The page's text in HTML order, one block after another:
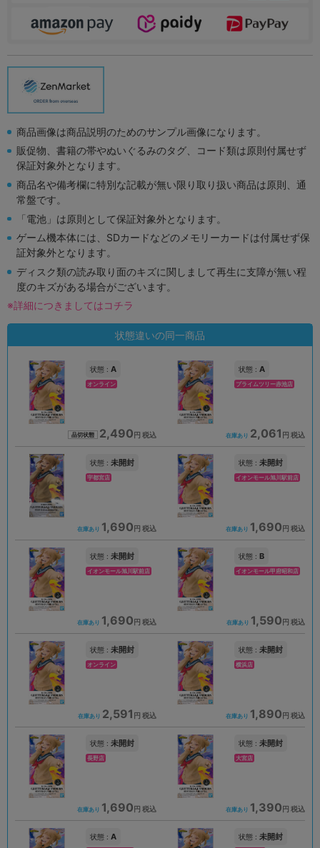
商品画像は商品説明のためのサンプル画像になります。
販促物、書籍の帯やぬいぐるみのタグ、コード類は原則付属せず
保証対象外となります。
商品名や備考欄に特別な記載が無い限り取り扱い商品は原則、通
常盤です。
「電池」は原則として保証対象外となります。
ゲーム機本体には、SDカードなどのメモリーカードは付属せず保
証対象外となります。
ディスク類の読み取り面のキズに関しまして再生に支障が無い程
度のキズがある場合がございます。
※詳細につきましてはコチラ
状態違いの同一商品
状態 : A
オンライン
品切状態 2,490 円 税込
状態 : A
プライムツリー赤池店
在庫あり 2,061 円 税込
状態 : 未開封
宇都宮店
在庫あり 1,690 円 税込
状態 : 未開封
イオンモール旭川駅前店
在庫あり 1,690 円 税込
状態 : 未開封
イオンモール旭川駅前店
在庫あり 1,690 円 税込
状態 : B
イオンモール甲府昭和店
在庫あり 1,590 円 税込
状態 : 未開封
オンライン
在庫あり 2,591 円 税込
状態 : 未開封
横浜店
在庫あり 1,890 円 税込
状態 : 未開封
長野店
在庫あり 1,690 円 税込
状態 : 未開封
大宮店
在庫あり 1,390 円 税込
状態 : A 状態 : 未開封